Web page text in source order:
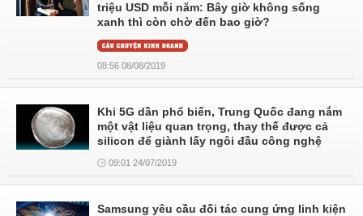
triệu USD mỗi năm: Bây giờ không sống
xanh thì còn chờ đến bao giờ?
08:56 08/08/2019
Khi 5G dần phổ biến, Trung Quốc đang nắm
một vật liệu quan trọng, thay thế được cả
silicon để giành lấy ngôi đầu công nghệ
09:01 24/07/2019
Samsung yêu cầu đối tác cung ứng linh kiện